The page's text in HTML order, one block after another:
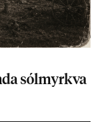
sól­myrkva